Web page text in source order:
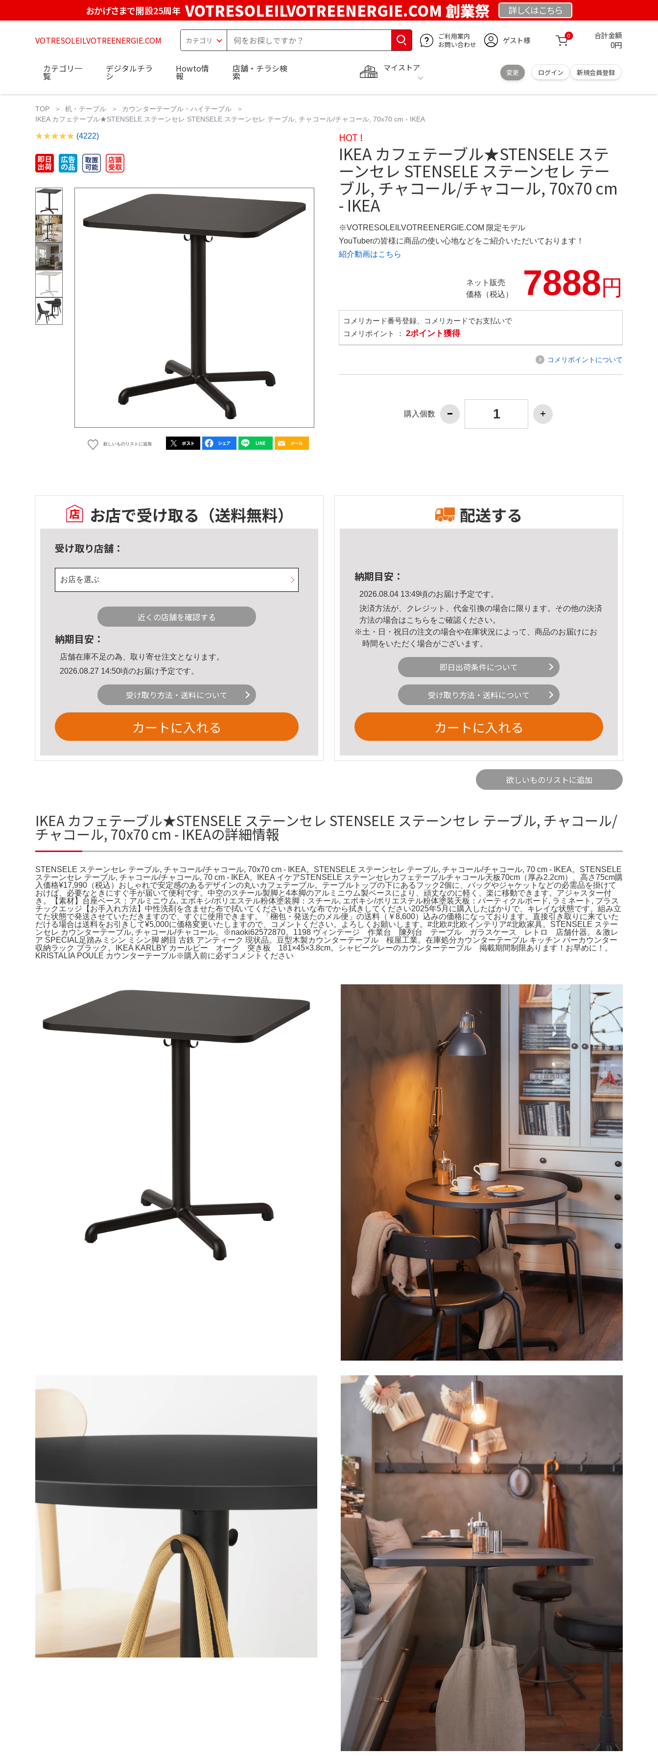
おかげさまで開設25周年 VOTRESOLEILVOTREENERGIE.COM 創業祭 詳しくはこちら
VOTRESOLEILVOTREENERGIE.COM
ご利用案内
お問い合わせ
ゲスト様 0 合計金額
0円
マイストア
変更 ログイン 新規会員登録
カテゴリ一
覧
デジタルチラ
シ
Howto情
報
店舗・チラシ検
索
TOP 机・テーブル
カウンターテーブル・ハイテーブル
IKEA カフェテーブル★STENSELE ステーンセレ STENSELE ステーンセレ テーブル, チャコール/チャコール, 70x70 cm - IKEA
(4222)
欲しいものリストに追加
HOT !
IKEA カフェテーブル★STENSELE ステ
ーンセレ STENSELE ステーンセレ テー
ブル, チャコール/チャコール, 70x70 cm
- IKEA
※VOTRESOLEILVOTREENERGIE.COM 限定モデル
YouTuberの皆様に商品の使い心地などをご紹介いただいております！
紹介動画はこちら
ネット販売
価格（税込）
7888円
コメリカード番号登録、コメリカードでお支払いで
コメリポイント ： 2ポイント獲得
コメリポイントについて
購入個数
お店で受け取る （送料無料）
受け取り店舗：
お店を選ぶ
近くの店舗を確認する
納期目安：
店舗在庫不足の為、取り寄せ注文となります。
2026.08.27 14:50頃のお届け予定です。
受け取り方法・送料について
カートに入れる
配送する
納期目安：
2026.08.04 13:49頃のお届け予定です。
決済方法が、クレジット、代金引換の場合に限ります。その他の決済
方法の場合はこちら をご確認ください。
※土・日・祝日の注文の場合や在庫状況によって、商品のお届けにお
時間をいただく場合がございます。
即日出荷条件について
受け取り方法・送料について
カートに入れる
欲しいものリストに追加
IKEA カフェテーブル★STENSELE ステーンセレ STENSELE ステーンセレ テーブル, チャコール/
チャコール, 70x70 cm - IKEAの詳細情報
STENSELE ステーンセレ テーブル, チャコール/チャコール, 70x70 cm - IKEA。STENSELE ステーンセレ テーブル, チャコール/チャコール, 70 cm - IKEA。STENSELE
ステーンセレ テーブル, チャコール/チャコール, 70 cm - IKEA。IKEA イケアSTENSELE ステーンセレカフェテーブルチャコール天板70cm（厚み2.2cm）、高さ75cm購
入価格¥17,990（税込）おしゃれで安定感のあるデザインの丸いカフェテーブル。テーブルトップの下にあるフック2個に、バッグやジャケットなどの必需品を掛けて
おけば、必要なときにすぐ手が届いて便利です。中空のスチール製脚と4本脚のアルミニウム製ベースにより、頑丈なのに軽く、楽に移動できます。アジャスター付
き。【素材】台座ベース：アルミニウム, エポキシ/ポリエステル粉体塗装脚：スチール, エポキシ/ポリエステル粉体塗装天板：パーティクルボード, ラミネート, プラス
チックエッジ【お手入れ方法】中性洗剤を含ませた布で拭いてくださいきれいな布でから拭きしてください2025年5月に購入したばかりで、キレイな状態です。組み立
てた状態で発送させていただきますので、すぐに使用できます。「梱包・発送たのメル便」の送料（￥8,600）込みの価格になっております。直接引き取りに来ていた
だける場合は送料をお引きして¥5,000に価格変更いたしますので、コメントください。よろしくお願いします。#北欧#北欧インテリア#北欧家具。STENSELE ステー
ンセレ カウンターテーブル, チャコール/チャコール。※naoki62572870。1198 ヴィンテージ 作業台 陳列台 テーブル ガラスケース レトロ 店舗什器。＆激レ
ア SPECIAL足踏みミシン ミシン脚 網目 古鉄 アンティーク 現状品。豆型木製カウンターテーブル 桜屋工業。在庫処分カウンターテーブル キッチン バーカウンター
収納ラック ブラック。IKEA KARLBY カールビー オーク 突き板 181×45×3.8cm。シャビーグレーのカウンターテーブル 掲載期間制限あります！お早めに！。
KRISTALIA POULE カウンターテーブル※購入前に必ずコメントください